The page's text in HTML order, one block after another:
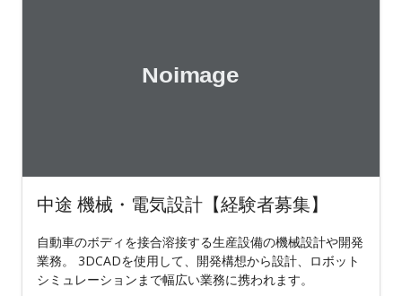
中途 機械・電気設計【経験者募集】
自動車のボディを接合溶接する生産設備の機械設計や開発
業務。 3DCADを使用して、開発構想から設計、ロボット
シミュレーションまで幅広い業務に携われます。